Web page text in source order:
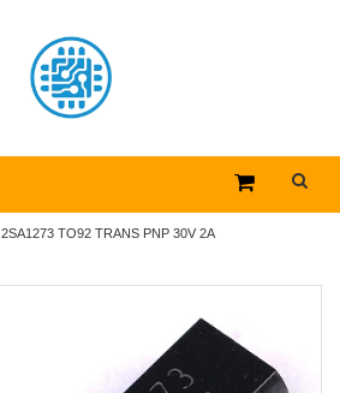
2SA1273 TO92 TRANS PNP 30V 2A